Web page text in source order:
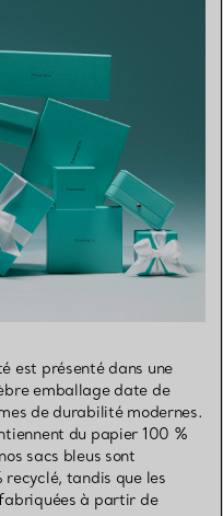
est présenté dans une
emballage date de
de durabilité modernes.
du papier 100 %
sacs bleus sont
tandis que les
à partir de